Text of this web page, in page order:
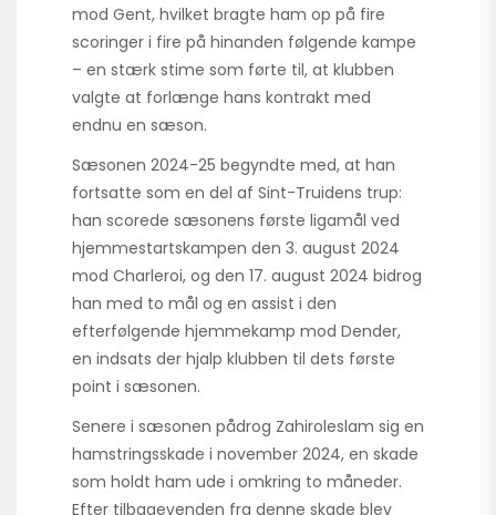
mod Gent, hvilket bragte ham op på fire
scoringer i fire på hinanden følgende kampe
– en stærk stime som førte til, at klubben
valgte at forlænge hans kontrakt med
endnu en sæson.
Sæsonen 2024-25 begyndte med, at han
fortsatte som en del af Sint-Truidens trup:
han scorede sæsonens første ligamål ved
hjemmestartskampen den 3. august 2024
mod Charleroi, og den 17. august 2024 bidrog
han med to mål og en assist i den
efterfølgende hjemmekamp mod Dender,
en indsats der hjalp klubben til dets første
point i sæsonen.
Senere i sæsonen pådrog Zahiroleslam sig en
hamstringsskade i november 2024, en skade
som holdt ham ude i omkring to måneder.
Efter tilbagevenden fra denne skade blev